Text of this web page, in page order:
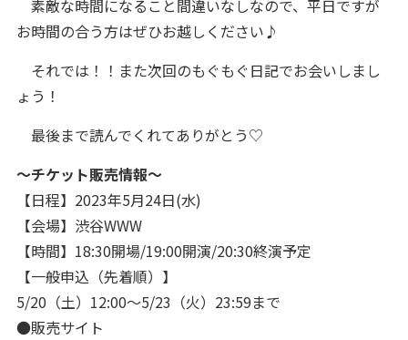
素敵な時間になること間違いなしなので、平日ですが
お時間の合う方はぜひお越しください♪
それでは！！また次回のもぐもぐ日記でお会いしまし
ょう！
最後まで読んでくれてありがとう♡
〜チケット販売情報〜
【日程】2023年5月24日(水)
【会場】渋谷WWW
【時間】18:30開場/19:00開演/20:30終演予定
【一般申込（先着順）】
5/20（土）12:00〜5/23（火）23:59まで
●販売サイト